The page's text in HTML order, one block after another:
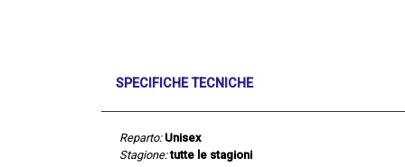
SPECIFICHE TECNICHE
Reparto: Unisex
Stagione: tutte le stagioni